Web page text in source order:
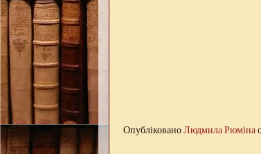
ОпублікованоЛюдмила Рюміна